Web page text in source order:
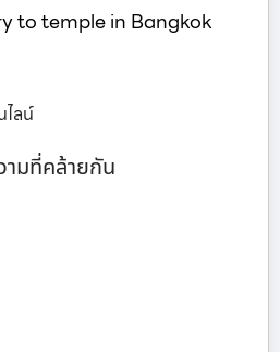
to temple in Bangkok
ลน์
มที่คล้ายกัน